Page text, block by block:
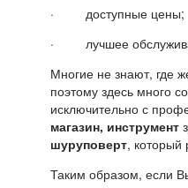
· доступные цены;
· лучшее
Многие не знают, где
поэтому здесь много
исключительно с
магазин, инструмент
шуруповерт, который
Таким образом, если